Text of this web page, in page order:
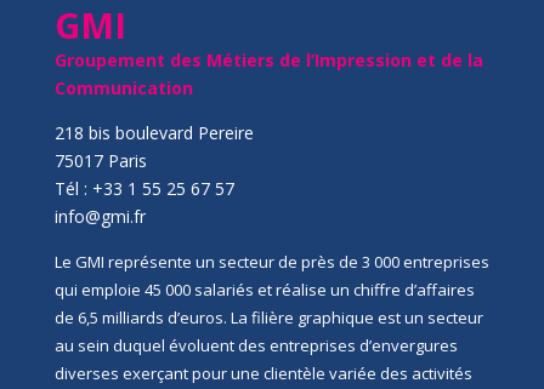
GMI
Groupement des Métiers de l’Impression et de la
Communication
218 bis boulevard Pereire
75017 Paris
Tél : +33 1 55 25 67 57
info@gmi.fr
Le GMI représente un secteur de près de 3 000 entreprises
qui emploie 45 000 salariés et réalise un chiffre d’affaires
de 6,5 milliards d’euros. La filière graphique est un secteur
au sein duquel évoluent des entreprises d’envergures
diverses exerçant pour une clientèle variée des activités